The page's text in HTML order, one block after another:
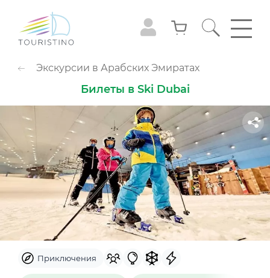
Экскурсии в Арабских Эмиратах
Билеты в Ski Dubai
Приключения
Обзорные туры Приключения
Животные Экстрим Круизы
Смотровые площадки Шоу
Культура и музеи Аквапарк
Парк развлечений Популярно с детьми
Небо